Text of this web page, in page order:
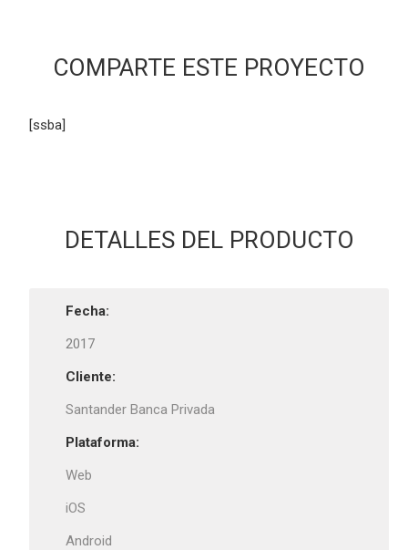
COMPARTE ESTE PROYECTO
[ssba]
DETALLES DEL PRODUCTO
Fecha:
2017
Cliente:
Santander Banca Privada
Plataforma:
Web
iOS
Android